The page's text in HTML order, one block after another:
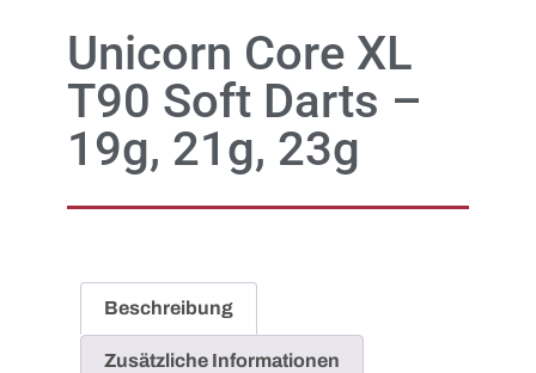
Unicorn Core XL
T90 Soft Darts –
19g, 21g, 23g
Beschreibung
Zusätzliche Informationen